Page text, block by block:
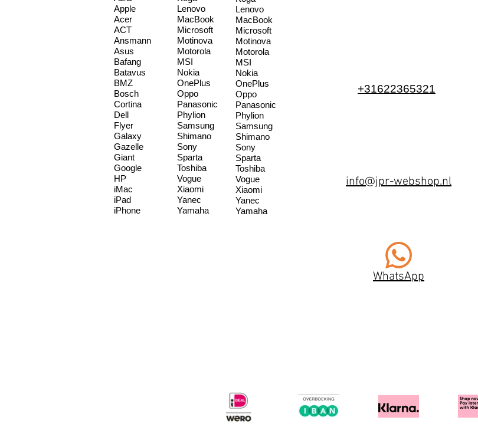
Apple
Acer
ACT
Ansmann
Asus
Bafang
Batavus
BMZ
Bosch
Cortina
Dell
Flyer
Galaxy
Gazelle
Giant
Google
HP
iMac
iPad
iPhone
Lenovo
MacBook
Microsoft
Motinova
Motorola
MSI
Nokia
OnePlus
Oppo
Panasonic
Phylion
Samsung
Shimano
Sony
Sparta
Toshiba
Vogue
Xiaomi
Yanec
Yamaha
Lenovo
MacBook
Microsoft
Motinova
Motorola
MSI
Nokia
OnePlus
Oppo
Panasonic
Phylion
Samsung
Shimano
Sony
Sparta
Toshiba
Vogue
Xiaomi
Yanec
Yamaha
+31622365321
info@jpr-webshop.nl
WhatsApp